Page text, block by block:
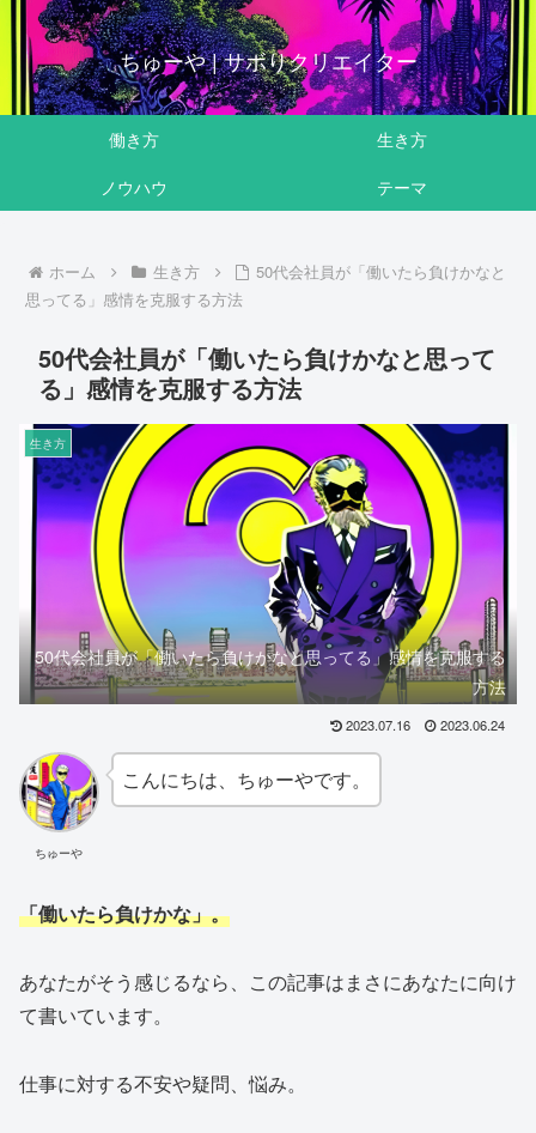
ちゅーや | サボりクリエイター
働き方
生き方
ノウハウ
テーマ
ホーム 生き方
50代会社員が「働いたら負けかなと
思ってる」感情を克服する方法
50代会社員が「働いたら負けかなと思って
る」感情を克服する方法
生き方
50代会社員が「働いたら負けかなと思ってる」感情を克服する
方法
2023.07.16 2023.06.24
ちゅーや
こんにちは、ちゅーやです。
「働いたら負けかな」。
あなたがそう感じるなら、この記事はまさにあなたに向け
て書いています。
仕事に対する不安や疑問、悩み。